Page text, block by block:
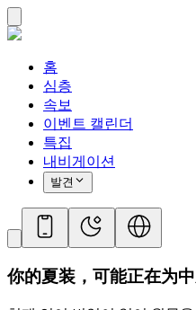
홈
심층
속보
이벤트 캘린더
특집
내비게이션
발견
你的夏装，可能正在为